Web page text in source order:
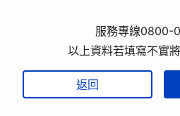
服務專線0800-
以上資料若填寫不實
返回